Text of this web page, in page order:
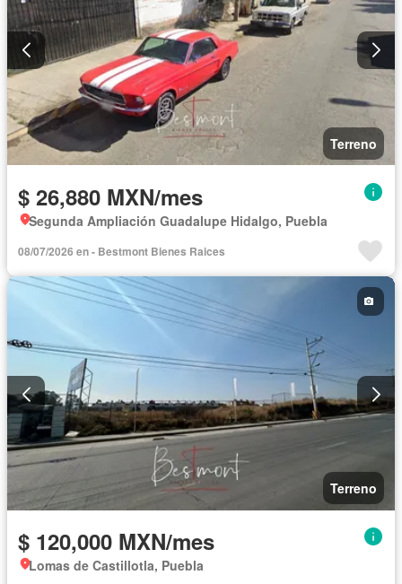
Terreno
$ 26,880 MXN/mes
Segunda Ampliación Guadalupe Hidalgo, Puebla
08/07/2026 en - Bestmont Bienes Raices
Terreno
$ 120,000 MXN/mes
Lomas de Castillotla, Puebla